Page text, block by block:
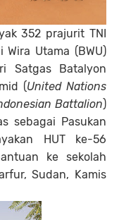
352 prajurit TNI
Utama (BWU)
Satgas Batalyon
(United Nations
Battalion)
sebagai Pasukan
HUT ke-56
ke sekolah
Sudan, Kamis